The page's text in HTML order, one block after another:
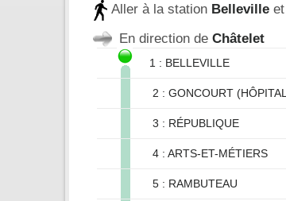
Aller à la station Belleville
En direction de Châtelet
1 : BELLEVILLE
2 : GONCOURT
3 : RÉPUBLIQUE
4 : ARTS-ET-MÉTIERS
5 : RAMBUTEAU